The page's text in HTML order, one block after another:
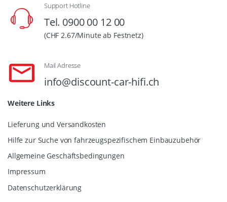
Support Hotline
Tel. 0900 00 12 00
(CHF 2.67/Minute ab Festnetz)
Mail Adresse
info@discount-car-hifi.ch
Weitere Links
Lieferung und Versandkosten
Hilfe zur Suche von fahrzeugspezifischem Einbauzubehör
Allgemeine Geschäftsbedingungen
Impressum
Datenschutzerklärung